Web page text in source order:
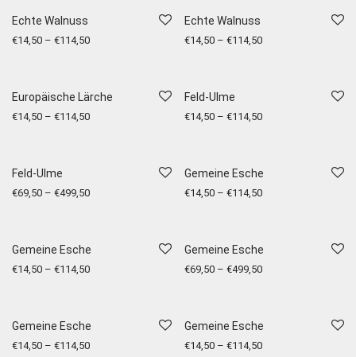
Echte Walnuss
€14,50 – €114,50
Echte Walnuss
€14,50 – €114,50
Europäische Lärche
€14,50 – €114,50
Feld-Ulme
€14,50 – €114,50
Feld-Ulme
€69,50 – €499,50
Gemeine Esche
€14,50 – €114,50
Gemeine Esche
€14,50 – €114,50
Gemeine Esche
€69,50 – €499,50
Gemeine Esche
€14,50 – €114,50
Gemeine Esche
€14,50 – €114,50